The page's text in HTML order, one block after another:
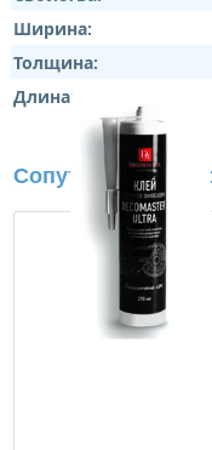
Ширина:
Толщина:
Длина:
Сопутствующие